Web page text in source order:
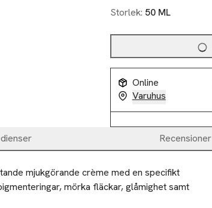
Storlek: 50 ML
Online
Varuhus
Recensioner
mjukgörande crème med en specifikt
mörka fläckar, glåmighet samt